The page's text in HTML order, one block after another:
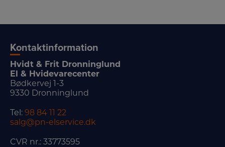
Kontaktinformation
Hvidt & Frit Dronninglund
El & Hvidevarecenter
Bødkervej 1-3
9330 Dronninglund
Tel: 98 84 11 22
salg@pn-elservice.dk
CVR nr.: 33773595